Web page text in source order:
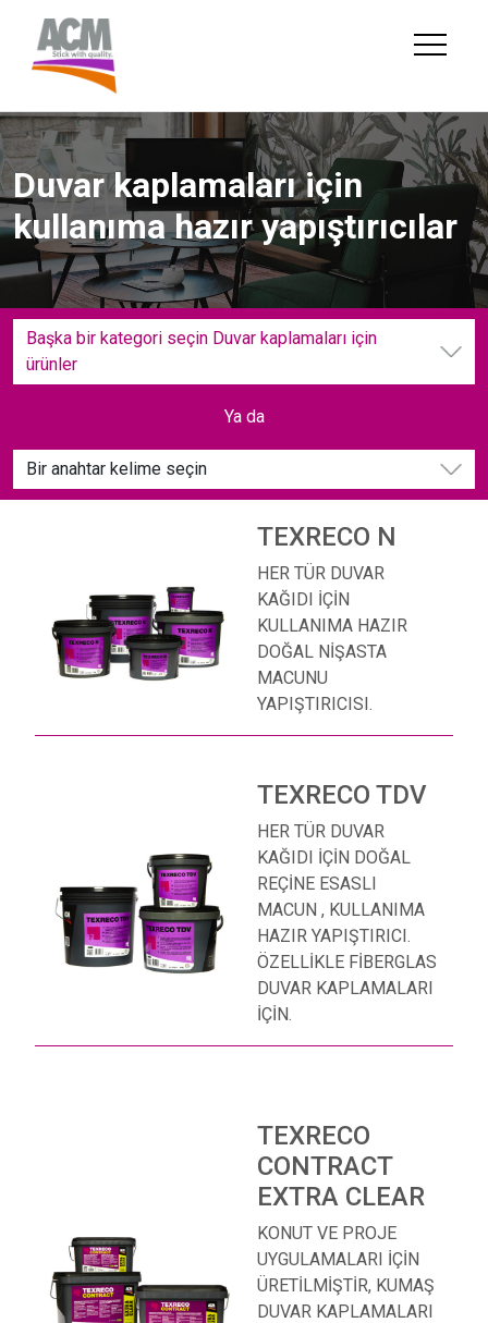
content
Duvar kaplamaları için
kullanıma hazır yapıştırıcılar
Başka bir kategori seçin Duvar kaplamaları için
ürünler
Ya da
Bir anahtar kelime seçin
TEXRECO N
HER TÜR DUVAR
KAĞIDI İÇİN
KULLANIMA HAZIR
DOĞAL NİŞASTA
MACUNU
YAPIŞTIRICISI.
TEXRECO TDV
HER TÜR DUVAR
KAĞIDI İÇİN DOĞAL
REÇİNE ESASLI
MACUN , KULLANIMA
HAZIR YAPIŞTIRICI.
ÖZELLİKLE FİBERGLAS
DUVAR KAPLAMALARI
İÇİN.
TEXRECO
CONTRACT
EXTRA CLEAR
KONUT VE PROJE
UYGULAMALARI İÇİN
ÜRETİLMİŞTİR, KUMAŞ
DUVAR KAPLAMALARI